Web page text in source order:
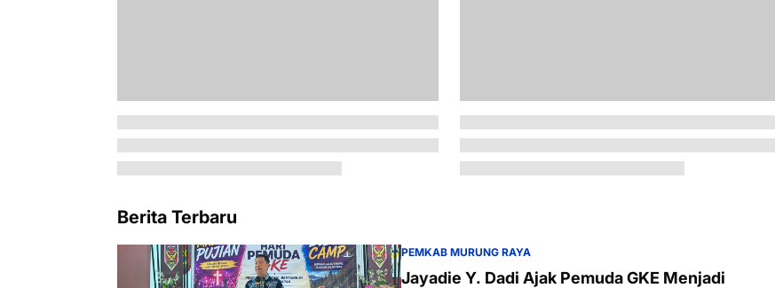
Berita Terbaru
PEMKAB MURUNG RAYA
Jayadie Y. Dadi Ajak Pemuda GKE Menjadi